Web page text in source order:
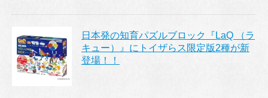
日本発の知育パズルブロック『LaQ （ラ
キュー）』にトイザらス限定版2種が新
登場！！